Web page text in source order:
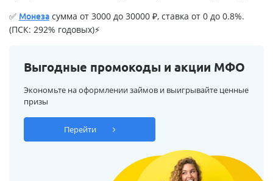
✅ Монеза сумма от 3000 до 30000 ₽, ставка от 0 до 0.8%.
(ПСК: 292% годовых)⚡
Выгодные промокоды и акции МФО
Экономьте на оформлении займов и выигрывайте ценные
призы
Перейти